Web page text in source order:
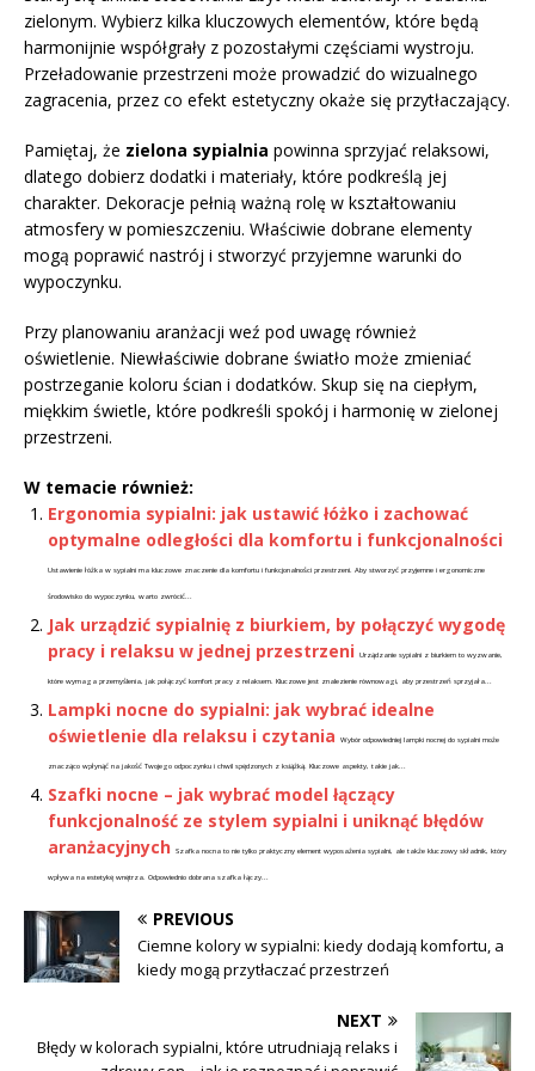
zielonym. Wybierz kilka kluczowych elementów, które będą
harmonijnie współgrały z pozostałymi częściami wystroju.
Przeładowanie przestrzeni może prowadzić do wizualnego
zagracenia, przez co efekt estetyczny okaże się przytłaczający.
Pamiętaj, że zielona sypialnia powinna sprzyjać relaksowi,
dlatego dobierz dodatki i materiały, które podkreślą jej
charakter. Dekoracje pełnią ważną rolę w kształtowaniu
atmosfery w pomieszczeniu. Właściwie dobrane elementy
mogą poprawić nastrój i stworzyć przyjemne warunki do
wypoczynku.
Przy planowaniu aranżacji weź pod uwagę również
oświetlenie. Niewłaściwie dobrane światło może zmieniać
postrzeganie koloru ścian i dodatków. Skup się na ciepłym,
miękkim świetle, które podkreśli spokój i harmonię w zielonej
przestrzeni.
W temacie również:
Ergonomia sypialni: jak ustawić łóżko i zachować
optymalne odległości dla komfortu i funkcjonalności
Ustawienie łóżka w sypialni ma kluczowe znaczenie dla komfortu i funkcjonalności przestrzeni. Aby stworzyć przyjemne i ergonomiczne
środowisko do wypoczynku, warto zwrócić...
Jak urządzić sypialnię z biurkiem, by połączyć wygodę
pracy i relaksu w jednej przestrzeni
Urządzanie sypialni z biurkiem to wyzwanie,
które wymaga przemyślenia, jak połączyć komfort pracy z relaksem. Kluczowe jest znalezienie równowagi, aby przestrzeń sprzyjała...
Lampki nocne do sypialni: jak wybrać idealne
oświetlenie dla relaksu i czytania
Wybór odpowiedniej lampki nocnej do sypialni może
znacząco wpłynąć na jakość Twojego odpoczynku i chwil spędzonych z książką. Kluczowe aspekty, takie jak...
Szafki nocne – jak wybrać model łączący
funkcjonalność ze stylem sypialni i uniknąć błędów
aranżacyjnych
Szafka nocna to nie tylko praktyczny element wyposażenia sypialni, ale także kluczowy składnik, który
wpływa na estetykę wnętrza. Odpowiednio dobrana szafka łączy...
PREVIOUS
Ciemne kolory w sypialni: kiedy dodają komfortu, a
kiedy mogą przytłaczać przestrzeń
NEXT
Błędy w kolorach sypialni, które utrudniają relaks i